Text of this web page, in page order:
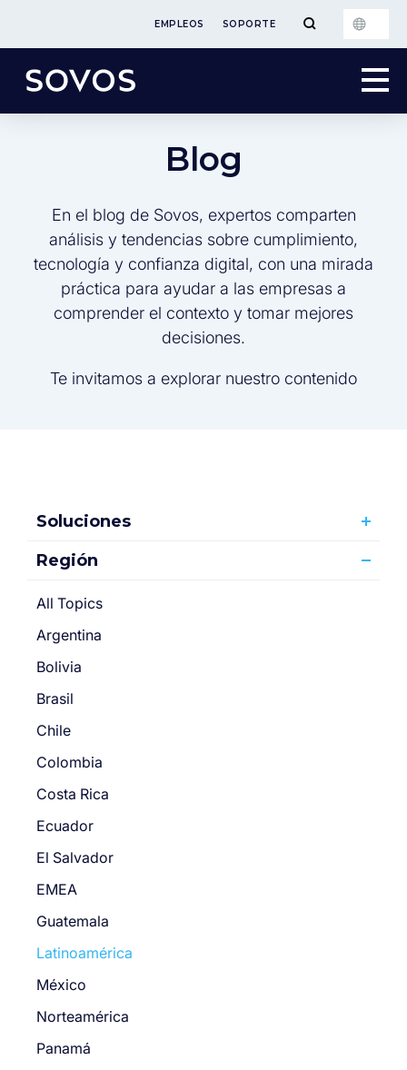
EMPLEOS SOPORTE
Blog
En el blog de Sovos, expertos comparten
análisis y tendencias sobre cumplimiento,
tecnología y confianza digital, con una mirada
práctica para ayudar a las empresas a
comprender el contexto y tomar mejores
decisiones.
Te invitamos a explorar nuestro contenido
Soluciones
Región
All Topics
Argentina
Bolivia
Brasil
Chile
Colombia
Costa Rica
Ecuador
El Salvador
EMEA
Guatemala
Latinoamérica
México
Norteamérica
Panamá